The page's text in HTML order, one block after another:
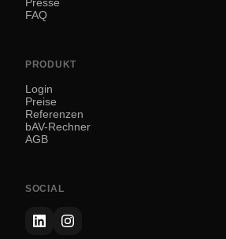
FAQ
PRODUKT
Login
Preise
Referenzen
bAV-Rechner
AGB
SOCIAL